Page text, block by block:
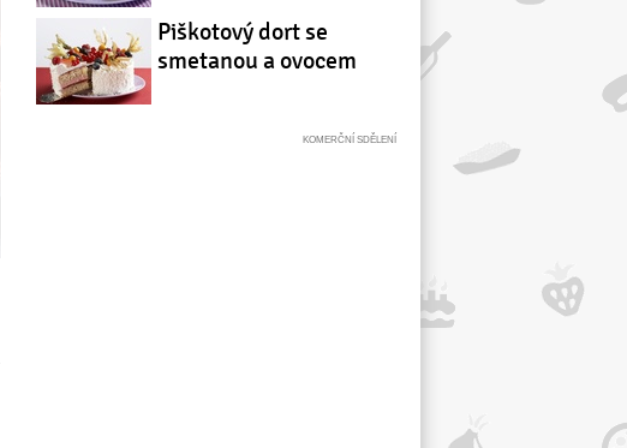
Piškotový dort se
smetanou a ovocem